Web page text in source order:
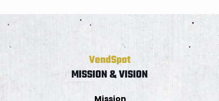
VendSpot
MISSION & VISION